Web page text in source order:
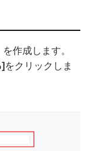
作成します。
をクリックしま